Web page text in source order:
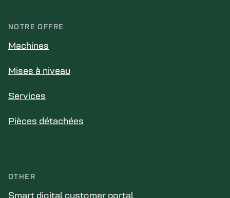
NOTRE OFFRE
Machines
Mises à niveau
Services
Pièces détachées
OTHER